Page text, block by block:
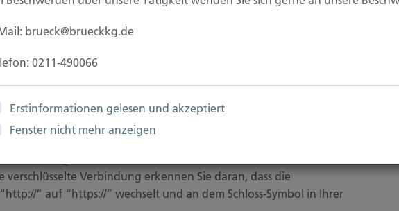
wir auf Grundlage Ihrer Einwilligung oder in Erfüllung eines
an sich oder an einen Dritten in einem gängigen,
zu lassen. Sofern Sie die direkte Übertragung der Daten
verlangen, erfolgt dies nur, soweit es technisch machbar ist.
und zum Schutz der Übertragung vertraulicher Inhalte,
Anfragen, die Sie an uns als Seitenbetreiber senden, eine SSL-
verschlüsselte Verbindung erkennen Sie daran, dass die
” auf “https://” wechselt und an dem Schloss-Symbol in Ihrer
brueck@brueckkg.de
0211-490066
Erstinformationen gelesen und akzeptiert
Fenster nicht mehr anzeigen